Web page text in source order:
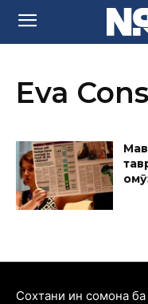
Eva
Cохтани ин сомона